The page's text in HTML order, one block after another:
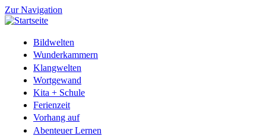
Zur Navigation
Bildwelten
Wunderkammern
Klangwelten
Wortgewand
Kita + Schule
Ferienzeit
Vorhang auf
Abenteuer Lernen